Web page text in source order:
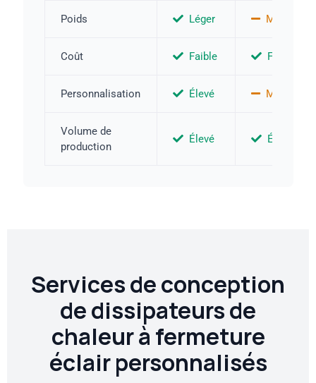
Poids Léger Moyen
Coût Faible Faible
Personnalisation Élevé Moyen
Volume de
production
Élevé Élevé
Services de conception
de dissipateurs de
chaleur à fermeture
éclair personnalisés